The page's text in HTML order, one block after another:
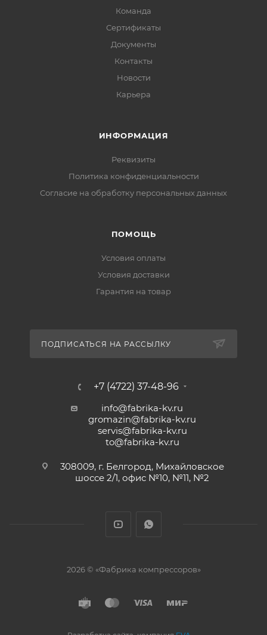
Команда
Сертификаты
Документы
Контакты
Новости
Карьера
ИНФОРМАЦИЯ
Реквизиты
Политика конфиденциальности
Cогласие на обработку персональных данных
ПОМОЩЬ
Условия оплаты
Условия доставки
Гарантия на товар
ПОДПИСАТЬСЯ НА РАССЫЛКУ
+7 (4722) 37-48-96
info@fabrika-kv.ru
gromazin@fabrika-kv.ru
servis@fabrika-kv.ru
to@fabrika-kv.ru
308009, г. Белгород, Михайловское
шоссе 2/1, офис №10, №11, №2
2026 © «Фабрика компрессоров»